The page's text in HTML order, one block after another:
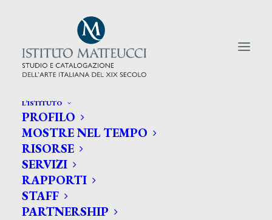
L’ISTITUTO
PROFILO
MOSTRE NEL TEMPO
RISORSE
SERVIZI
RAPPORTI
STAFF
PARTNERSHIP
CERCA TRA GLI ARTISTI:
Search
for: